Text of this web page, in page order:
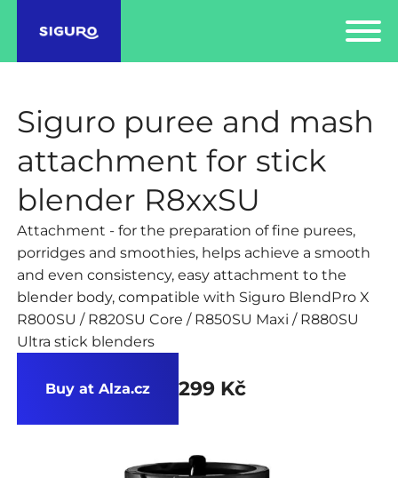
Siguro puree and mash
attachment for stick
blender R8xxSU
Attachment - for the preparation of fine purees,
porridges and smoothies, helps achieve a smooth
and even consistency, easy attachment to the
blender body, compatible with Siguro BlendPro X
R800SU / R820SU Core / R850SU Maxi / R880SU
Ultra stick blenders
Buy at Alza.cz 299 Kč